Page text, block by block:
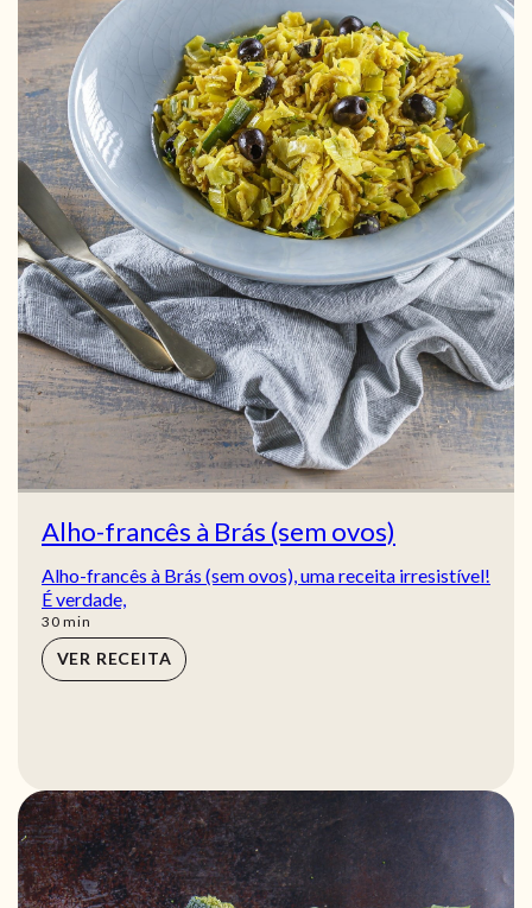
Alho-francês à Brás (sem ovos)
Alho-francês à Brás (sem ovos), uma receita irresistível!
É verdade,
30min
min
VER RECEITA